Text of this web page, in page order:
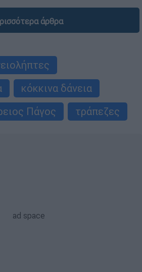
άρθρα
κόκκινα δάνεια
Πάγος τράπεζες